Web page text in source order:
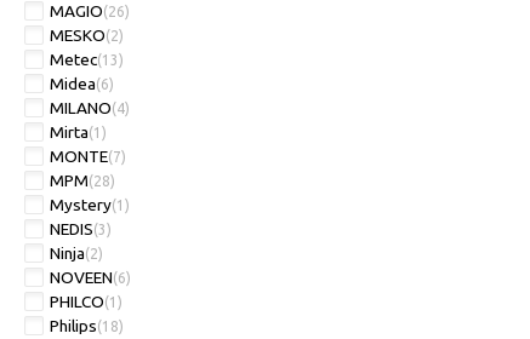
MAGIO(26)
MESKO(2)
Metec(13)
Midea(6)
MILANO(4)
Mirta(1)
MONTE(7)
MPM(28)
Mystery(1)
NEDIS(3)
Ninja(2)
NOVEEN(6)
PHILCO(1)
Philips(18)